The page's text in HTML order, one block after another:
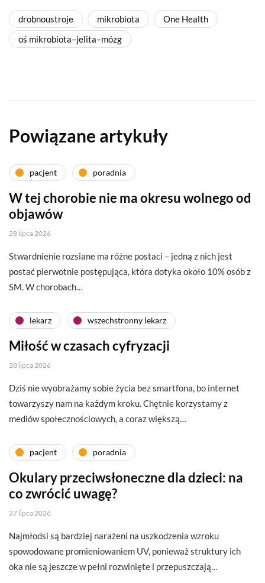
drobnoustroje mikrobiota
One Health
oś mikrobiota–jelita–mózg
Powiązane artykuły
pacjent poradnia
W tej chorobie nie ma okresu wolnego od
objawów
28 lipca 2026
Stwardnienie rozsiane ma różne postaci – jedną z nich jest
postać pierwotnie postępująca, która dotyka około 10% osób z
SM. W chorobach…
lekarz wszechstronny lekarz
Miłość w czasach cyfryzacji
28 lipca 2026
Dziś nie wyobrażamy sobie życia bez smartfona, bo internet
towarzyszy nam na każdym kroku. Chętnie korzystamy z
mediów społecznościowych, a coraz większą…
pacjent poradnia
Okulary przeciwsłoneczne dla dzieci: na
co zwrócić uwagę?
27 lipca 2026
Najmłodsi są bardziej narażeni na uszkodzenia wzroku
spowodowane promieniowaniem UV, ponieważ struktury ich
oka nie są jeszcze w pełni rozwinięte i przepuszczają…